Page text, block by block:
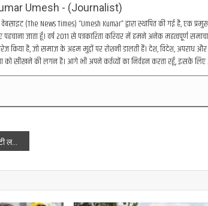
Umesh - (Journalist)
(The News Times) “Umesh Kumar” द्वारा स्थापित की गई है, एक
पहचाना जाता हूँ। वर्ष 2011 से पत्रकारिता करियर में हमने अनेक महत्वपूर्ण
किया है, जो समाज के अहम मुद्दों पर रोशनी डालती हैं। देश, विदेश, अपराध
को सीखने की लगन है। आगे भी अपने कर्तव्यों का निर्वहन करता रहूँ, इसके
रेफर